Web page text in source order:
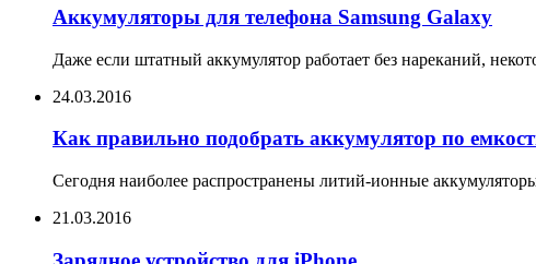
Аккумуляторы для телефона Samsung Galaxy
Даже если штатный аккумулятор работает без нареканий,
24.03.2016
Как правильно подобрать аккумулятор по
Сегодня наиболее распространены литий-ионные
21.03.2016